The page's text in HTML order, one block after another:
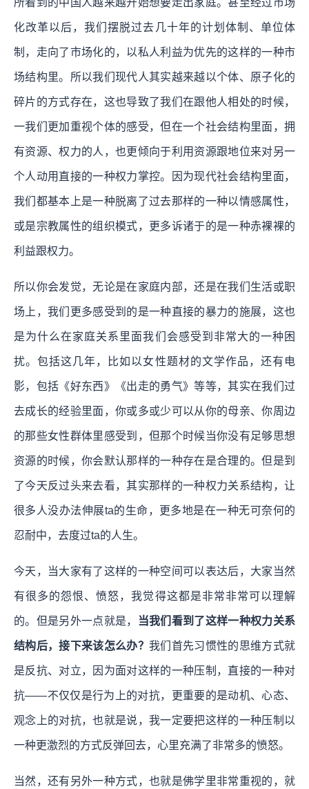
化改革以后，我们摆脱过去几十年的计划体制、单位体
制，走向了市场化的，以私人利益为优先的这样的一种市
场结构里。所以我们现代人其实越来越以个体、原子化的
碎片的方式存在，这也导致了我们在跟他人相处的时候，
一我们更加重视个体的感受，但在一个社会结构里面，拥
有资源、权力的人，也更倾向于利用资源跟地位来对另一
个人动用直接的一种权力掌控。因为现代社会结构里面，
我们都基本上是一种脱离了过去那样的一种以情感属性，
或是宗教属性的组织模式，更多诉诸于的是一种赤裸裸的
利益跟权力。
所以你会发觉，无论是在家庭内部，还是在我们生活或职
场上，我们更多感受到的是一种直接的暴力的施展，这也
是为什么在家庭关系里面我们会感受到非常大的一种困
扰。包括这几年，比如以女性题材的文学作品，还有电
影，包括《好东西》《出走的勇气》等等，其实在我们过
去成长的经验里面，你或多或少可以从你的母亲、你周边
的那些女性群体里感受到，但那个时候当你没有足够思想
资源的时候，你会默认那样的一种存在是合理的。但是到
了今天反过头来去看，其实那样的一种权力关系结构，让
很多人没办法伸展ta的生命，更多地是在一种无可奈何的
忍耐中，去度过ta的人生。
今天，当大家有了这样的一种空间可以表达后，大家当然
有很多的怨恨、愤怒，我觉得这都是非常非常可以理解
的。但是另外一点就是， 当我们看到了这样一种权力关系
结构后，接下来该怎么办？ 我们首先习惯性的思维方式就
是反抗、对立，因为面对这样的一种压制，直接的一种对
抗——不仅仅是行为上的对抗，更重要的是动机、心态、
观念上的对抗，也就是说，我一定要把这样的一种压制以
一种更激烈的方式反弹回去，心里充满了非常多的愤怒。
当然，还有另外一种方式，也就是佛学里非常重视的，就